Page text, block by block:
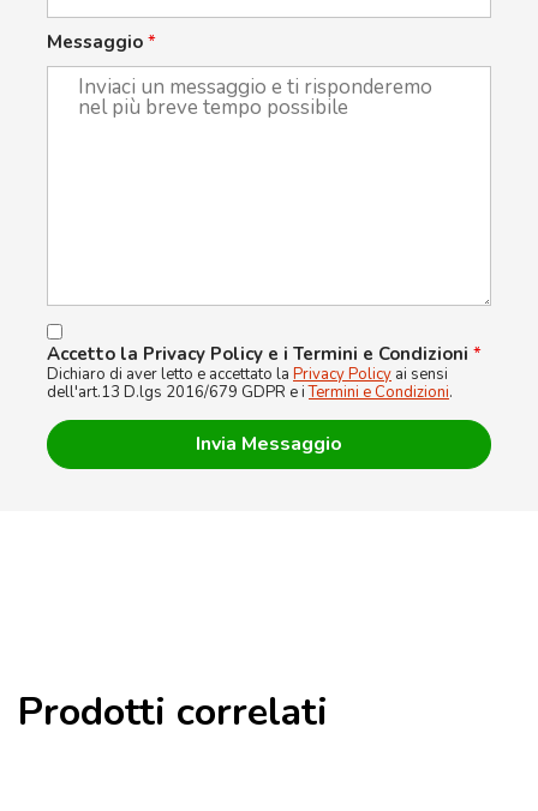
Messaggio *
Accetto la Privacy Policy e i Termini e Condizioni *
Dichiaro di aver letto e accettato la Privacy Policy ai sensi
dell'art.13 D.lgs 2016/679 GDPR e iTermini e Condizioni.
Prodotti correlati